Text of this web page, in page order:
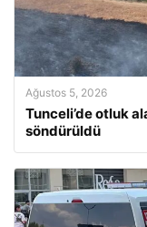
Ağustos 5, 2026
Tunceli’de otluk
söndürüldü